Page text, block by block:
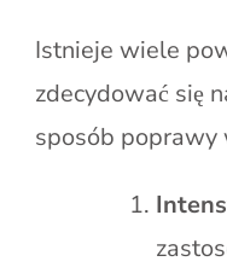
Istnieje wiele
zdecydować się
sposób poprawy